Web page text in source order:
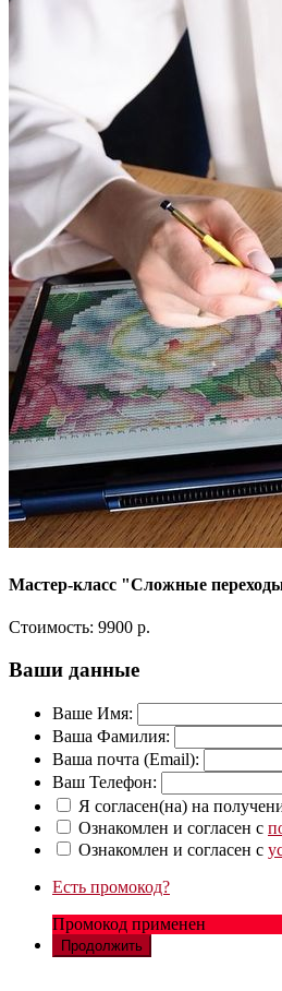
Мастер-класс "Сложные
Стоимость: 9900 р.
Ваши данные
Ваше Имя:
Ваша Фамилия:
Ваша почта (Email):
Ваш Телефон:
Я согласен(на) на
Ознакомлен и согласен с
Ознакомлен и согласен с
Есть промокод?
Промокод применен